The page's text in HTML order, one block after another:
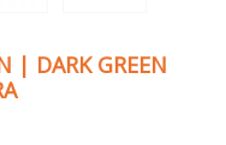
| DARK GREEN